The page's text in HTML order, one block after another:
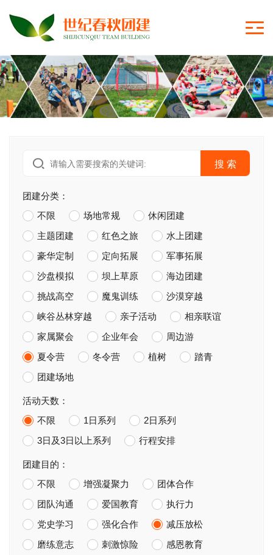
搜 索
团建分类：
不限
场地常规
休闲团建
主题团建
红色之旅
水上团建
豪华定制
定向拓展
军事拓展
沙盘模拟
坝上草原
海边团建
挑战高空
魔鬼训练
沙漠穿越
峡谷丛林穿越
亲子活动
相亲联谊
家属聚会
企业年会
周边游
夏令营
冬令营 植树
踏青
团建场地
活动天数：
不限
1日系列
2日系列
3日及3日以上系列
行程安排
团建目的：
不限
增强凝聚力
团体合作
团队沟通
爱国教育
执行力
党史学习
强化合作
减压放松
磨练意志
刺激惊险
感恩教育